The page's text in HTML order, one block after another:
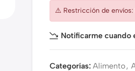
⚠️ Restricción de envíos:
Notificarme cuando
Categorías: Alimento,